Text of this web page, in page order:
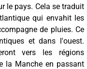
le pays. Cela se traduit
qui envahit les
de pluies. Ce
et dans l'ouest.
vers les régions
la Manche en passant